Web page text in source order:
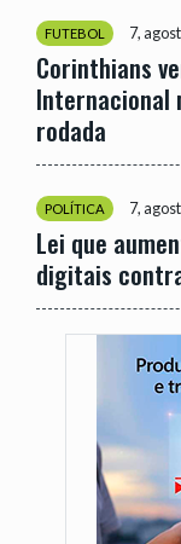
FUTEBOL 7,
Corinthians
Internacional
rodada
POLÍTICA 7,
Lei que
digitais